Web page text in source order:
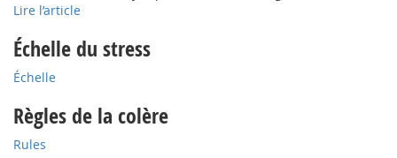
Lire l’article
Échelle du stress
Échelle
Règles de la colère
Rules